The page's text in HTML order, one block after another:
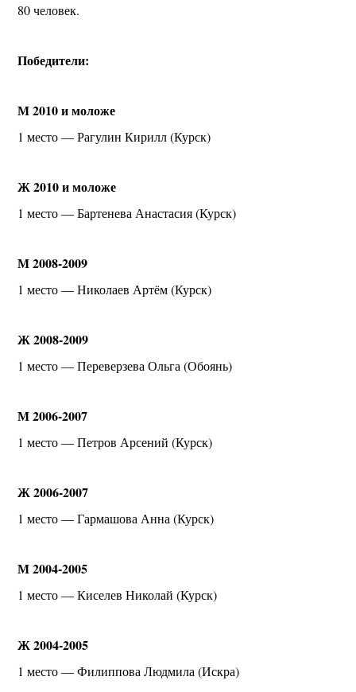
80 человек.
Победители:
М 2010 и моложе
1 место — Рагулин Кирилл (Курск)
Ж 2010 и моложе
1 место — Бартенева Анастасия (Курск)
М 2008-2009
1 место — Николаев Артём (Курск)
Ж 2008-2009
1 место — Переверзева Ольга (Обоянь)
М 2006-2007
1 место — Петров Арсений (Курск)
Ж 2006-2007
1 место — Гармашова Анна (Курск)
М 2004-2005
1 место — Киселев Николай (Курск)
Ж 2004-2005
1 место — Филиппова Людмила (Искра)